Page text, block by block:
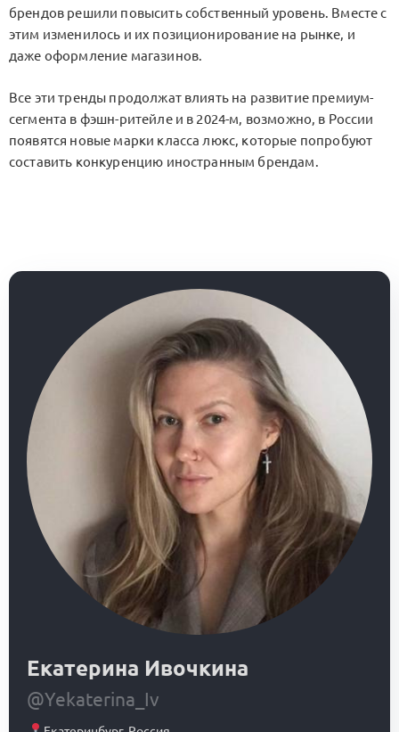
брендов решили повысить собственный уровень. Вместе с
этим изменилось и их позиционирование на рынке, и
даже оформление магазинов.
Все эти тренды продолжат влиять на развитие премиум-
сегмента в фэшн-ритейле и в 2024-м, возможно, в России
появятся новые марки класса люкс, которые попробуют
составить конкуренцию иностранным брендам.
Екатерина Ивочкина
@Yekaterina_Iv